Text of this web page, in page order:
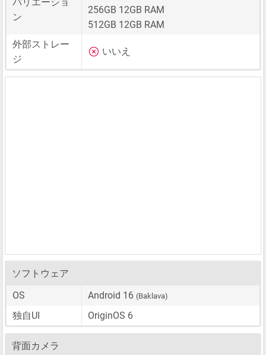
ン
256GB 12GB RAM
512GB 12GB RAM
外部ストレー
ジ
いいえ
ソフトウェア
OS
Android 16 (Baklava)
独自UI OriginOS 6
背面カメラ